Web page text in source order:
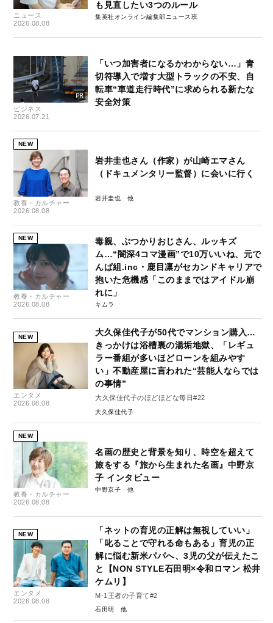
ニュース
2026.08.08
も見直したい3つのルール
集英社オンライン編集部ニュース班
ビジネス
2026.07.21
「いつ加害者になるかわからない…」青
切符導入で増す大型トラックの不安、自
転車“車道走行時代”に求められる新たな
安全対策
NEW
教養・カルチャー
2026.08.08
岩井圭也さん（作家）が山崎エマさん
（ドキュメンタリー監督）に会いに行く
岩井圭也
NEW
教養・カルチャー
2026.08.08
毒親、ぶつかりおじさん、ルッキズ
ム…“闇深4コマ漫画”で10万いいね、元で
んぱ組.inc・鹿目凛がセカンドキャリアで
抱いた危機感「このままではアイドル崩
れに」
キムラ
NEW
エンタメ
2026.08.08
大久保佳代子が50代でマンション購入…
きっかけは浴槽裏の湯垢地獄、「レギュ
ラー番組が多いほどローンを組みやす
い」不動産屋に言われた“芸能人ならでは
の事情”
大久保佳代子のほどほどな毎日#22
大久保佳代子
NEW
教養・カルチャー
2026.08.08
名画の歴史と背景を知り、時空を超えて
旅をする『旅から生まれた名画』中野京
子 インタビュー
中野京子
NEW
エンタメ
2026.08.08
「ネットの育児の正解は無視していい」
「叱ることで守れる命もある」育児の正
解に悩む新米パパへ、3児の父が伝えたこ
と【NON STYLE石田明×令和ロマン 松井
ケムリ】
M-1王者の子育て#2
石田明